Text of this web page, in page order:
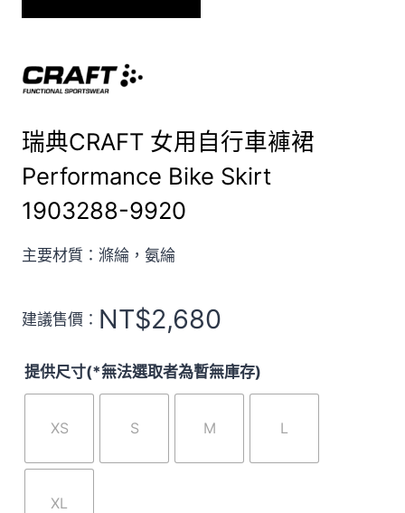
瑞典CRAFT 女用自行車褲裙
Performance Bike Skirt
1903288-9920
主要材質：滌綸，氨綸
建議售價： NT$2,680
提供尺寸(*無法選取者為暫無庫存)
XS S M L
XL